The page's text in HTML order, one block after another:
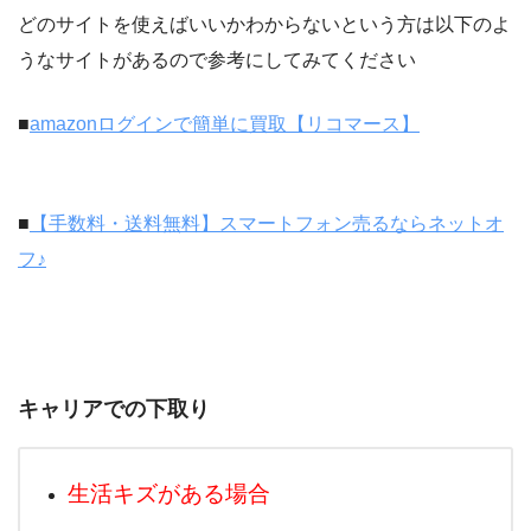
どのサイトを使えばいいかわからないという方は以下のよ
うなサイトがあるので参考にしてみてください
■amazonログインで簡単に買取【リコマース】
■ 【手数料・送料無料】スマートフォン売るならネットオ
フ♪
キャリアでの下取り
生活キズがある場合